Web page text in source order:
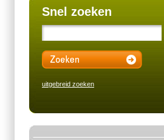
Snel zoeken
uitgebreid zoeken